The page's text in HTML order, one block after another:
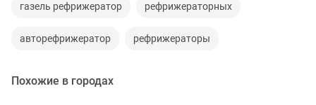
газель рефрижератор рефрижераторных
авторефрижератор рефрижераторы
Похожие в городах